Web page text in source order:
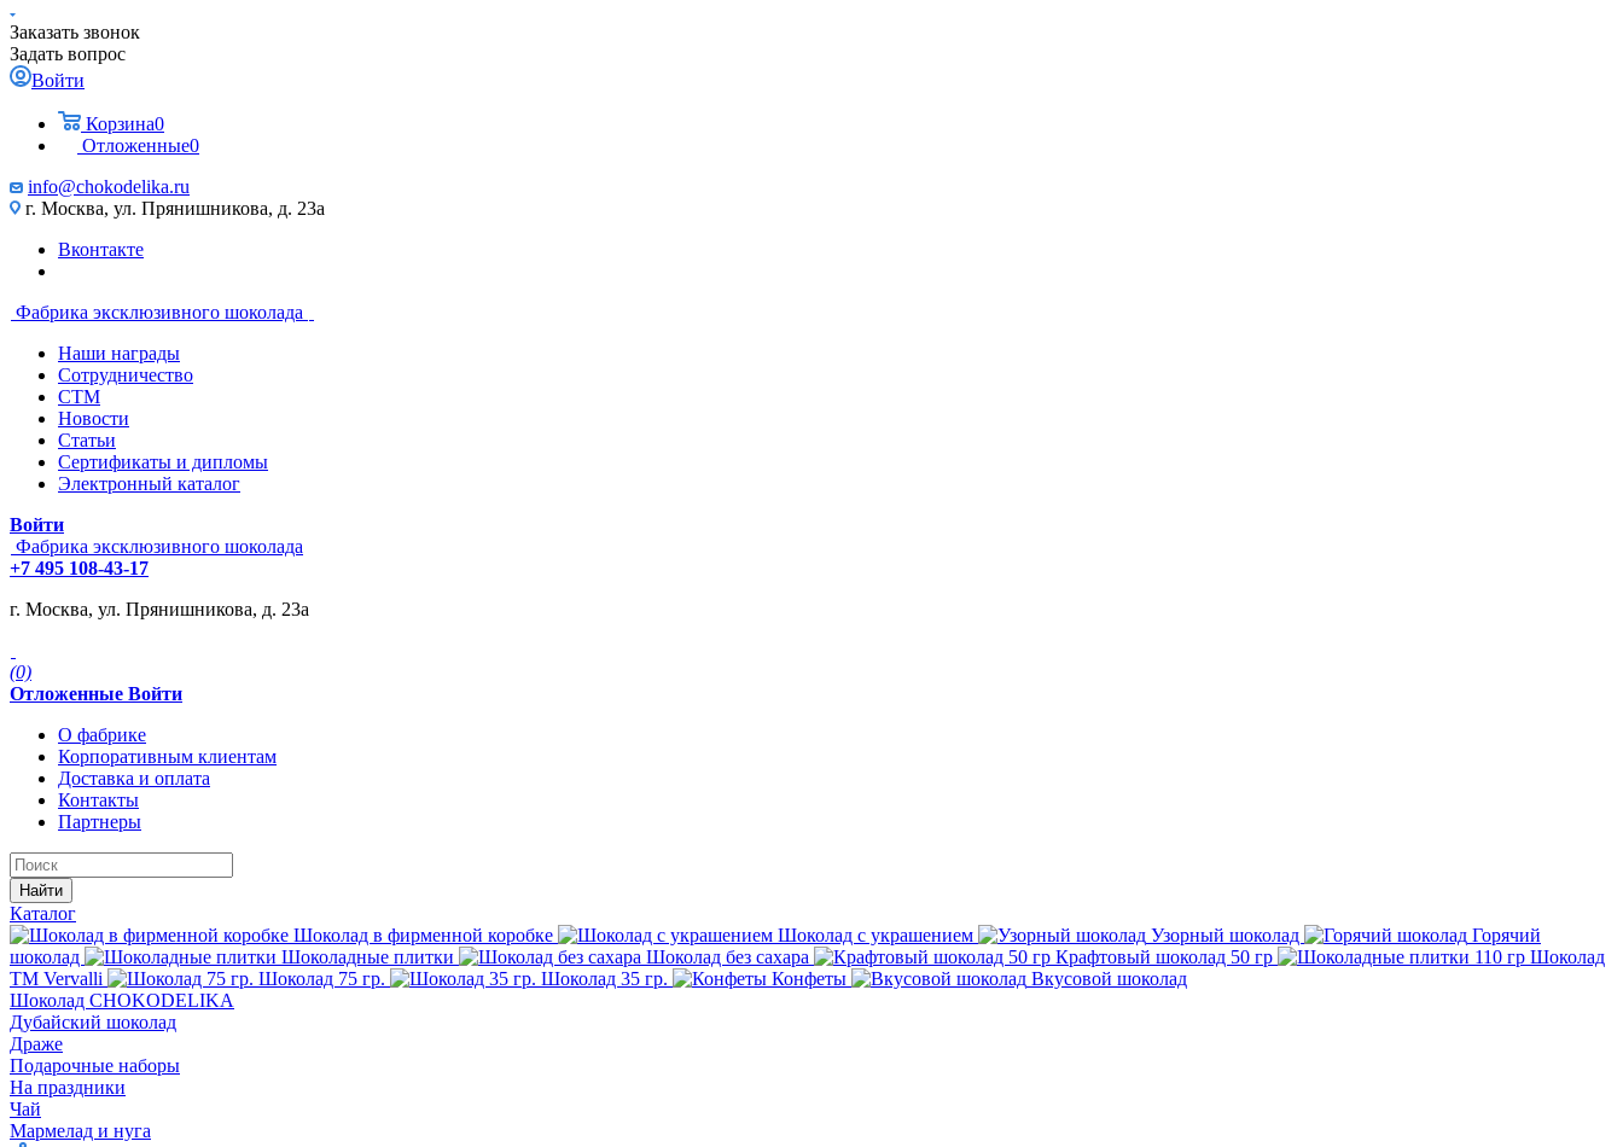
Заказать звонок
Задать вопрос
Войти
Корзина0
Отложенные0
info@chokodelika.ru
г. Москва, ул. Прянишникова, д. 23а
Вконтакте
Фабрика эксклюзивного шоколада
Наши награды
Сотрудничество
СТМ
Новости
Статьи
Сертификаты и дипломы
Электронный каталог
Войти
Фабрика эксклюзивного шоколада
+7 495 108-43-17
г. Москва, ул. Прянишникова, д. 23а
(0)
Отложенные Войти
О фабрике
Корпоративным клиентам
Доставка и оплата
Контакты
Партнеры
Найти
Каталог
Шоколад в фирменной коробке
Шоколад с украшением Узорный шоколад
Горячий
шоколад
Шоколадные плитки Шоколад без сахара Крафтовый шоколад 50 гр
Шоколад
TM Vervalli
Шоколад 75 гр. Шоколад 35 гр. Конфеты
Вкусовой шоколад
Шоколад CHOKODELIKA
Дубайский шоколад
Драже
Подарочные наборы
На праздники
Чай
Мармелад и нуга